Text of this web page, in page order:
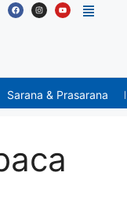
Sarana & Prasarana